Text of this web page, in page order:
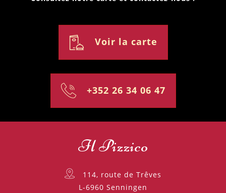
Voir la carte
+352 26 34 06 47
Il Pizzico
114, route de Trêves
L-6960 Senningen